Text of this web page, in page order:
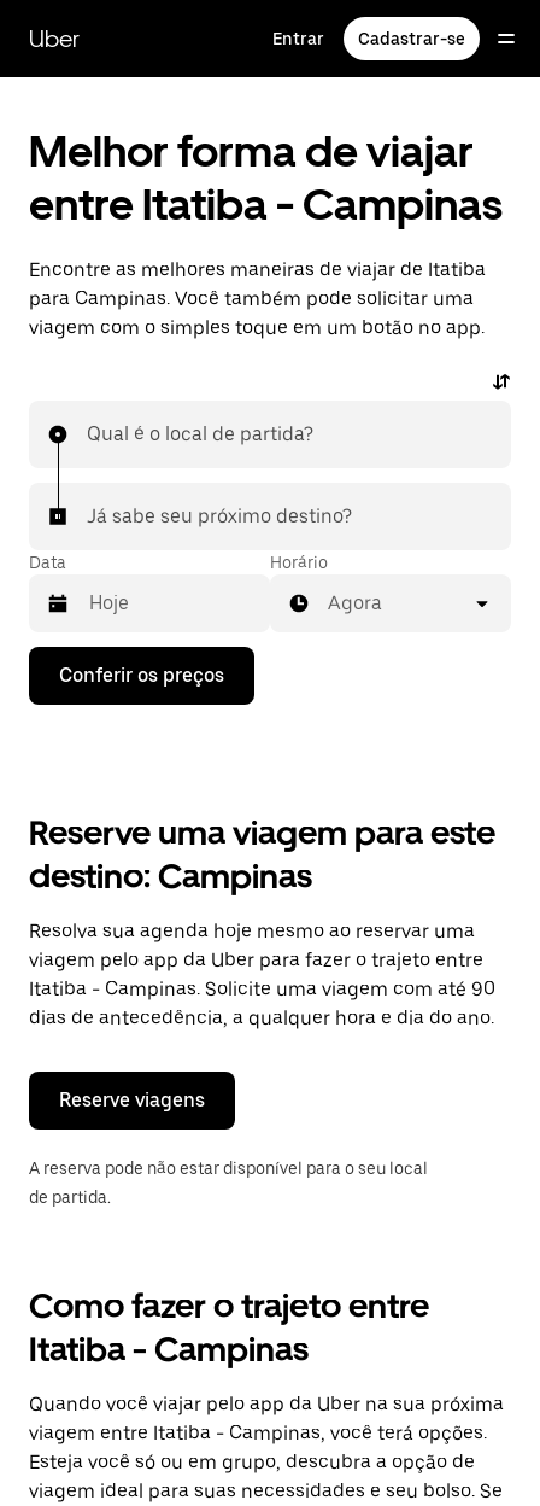
para
conteúdo
Uber Entrar Cadastrar-se
Melhor forma de viajar
entre Itatiba - Campinas
Encontre as melhores maneiras de viajar de Itatiba
para Campinas. Você também pode solicitar uma
viagem com o simples toque em um botão no app.
Qual é o local de partida?
Já sabe seu próximo destino?
Data
Pressione
seta
o
e
uma
data.
Pressione
a
tecla
“ESC”
fechar
calendário.
Horário
Agora
Conferir os preços
Reserve uma viagem para este
destino: Campinas
Resolva sua agenda hoje mesmo ao reservar uma
viagem pelo app da Uber para fazer o trajeto entre
Itatiba - Campinas. Solicite uma viagem com até 90
dias de antecedência, a qualquer hora e dia do ano.
Reserve viagens
A reserva pode não estar disponível para o seu local
de partida.
Como fazer o trajeto entre
Itatiba - Campinas
Quando você viajar pelo app da Uber na sua próxima
viagem entre Itatiba - Campinas, você terá opções.
Esteja você só ou em grupo, descubra a opção de
viagem ideal para suas necessidades e seu bolso. Se